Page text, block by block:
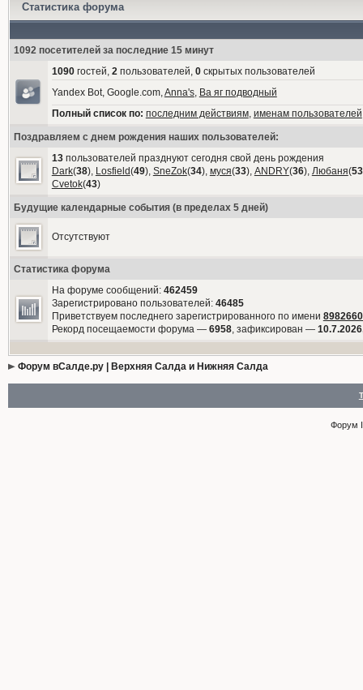
Статистика форума
1092 посетителей за последние 15 минут
1090гостей, 2пользователей, 0скрытых пользователей
Yandex Bot, Google.com,Anna's, Ва яг подводный
Полный список по: последним действиям, именам пользователей
Поздравляем с днем рождения наших пользователей:
13пользователей празднуют сегодня свой день рождения
Dark(38), Losfield(49), SneZok(34), муся(33), ANDRY(36), Любаня(53
Cvetok(43)
Будущие календарные события (в пределах 5 дней)
Отсутствуют
Статистика форума
На форуме сообщений: 462459
Зарегистрировано пользователей: 46485
Приветствуем последнего зарегистрированного по имени
Рекорд посещаемости форума — 6958, зафиксирован —
Форум вСалде.ру | Верхняя Салда и Нижняя Салда
Форум